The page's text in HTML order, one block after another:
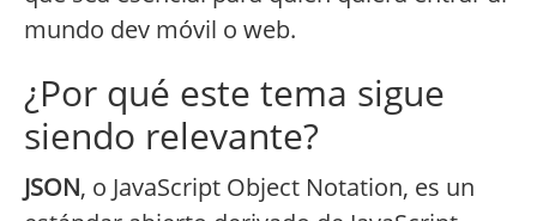
mundo dev móvil o web.
¿Por qué este tema sigue
siendo relevante?
JSON, o JavaScript Object Notation, es un